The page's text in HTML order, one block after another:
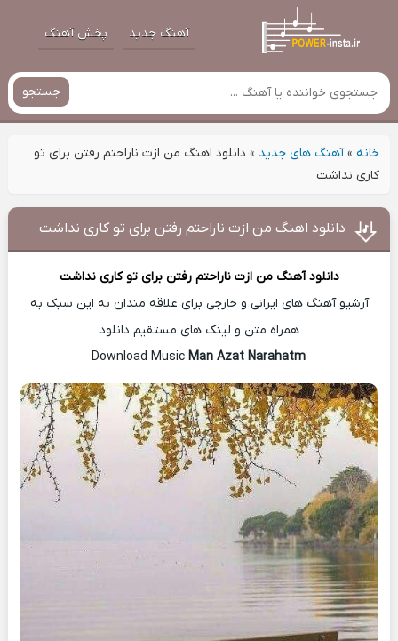
آهنگ جدید پخش آهنگ
جستجو
خانه»آهنگ های جدید » دانلود اهنگ من ازت ناراحتم رفتن برای تو
کاری نداشت
دانلود اهنگ من ازت ناراحتم رفتن برای تو کاری نداشت
دانلود آهنگ من ازت ناراحتم رفتن برای تو کاری نداشت
آرشیو آهنگ های ایرانی و خارجی برای علاقه مندان به این سبک به
همراه متن و لینک های مستقیم دانلود
Man Azat Narahatm